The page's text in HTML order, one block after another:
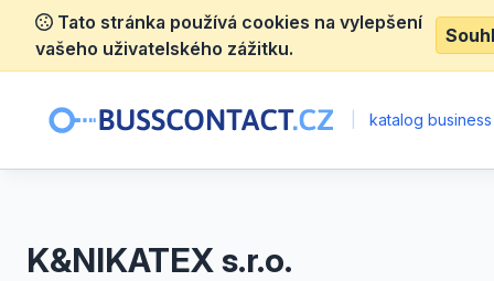
Tato stránka používá cookies na vylepšení
vašeho uživatelského zážitku.
katalog
K&NIKATEX s.r.o.